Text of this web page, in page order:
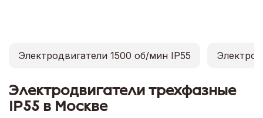
Электродвигатели 1500 об/мин IP55
Электродвигатели трехфазные
IP55 в Москве